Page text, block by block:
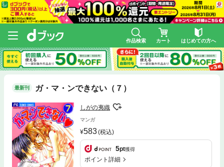
作品検索 カート はじめての方へ
最新刊 ガ・マ・ンできない（７）
しがの夷織
マンガ
583(税込)
5pt獲得
ポイント詳細